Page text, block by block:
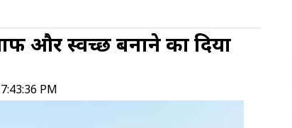
राज्यसभा में गृह
वास्तविक मुद्दों से युवाओं का ध्यान हटाना चाह रही
झांसी में
और स्वच्छ बनाने का दिया
PM